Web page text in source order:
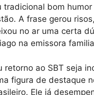
tradicional bom
A frase gerou
no ar uma certa
na emissora
retorno ao SBT seja
figura de destaque
Ele já